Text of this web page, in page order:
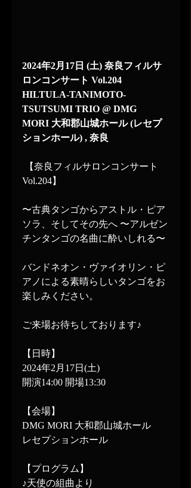
2024年2月17日 (土) 奈良フィルサ
ロンコンサート Vol.204
HILTULA-TANIMOTO-
TSUTSUMI TRIO @ DMG
MORI 大和郡山城ホール (レセプ
ションホール) , 奈良
Vol.204】
〜古典タンゴからアストル・ピア
ソラ、そしてその先へ 〜アルゼン
チンタンゴの名曲に酔いしれる〜
バンドネオン・ヴァイオリン・ピ
アノによる素晴らしいタンゴをお
楽しみください。
ご来場お待ちしております♪
【日時】
2024年2月17日(土)
開演14:00 開場13:30
【会場】
DMG MORI 大和郡山城ホール
レセプションホール
【プログラム】
♪天使の組曲より